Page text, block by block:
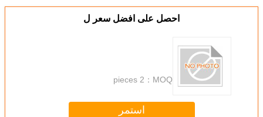
احصل على افضل سعر ل
MOQ：
2 pieces
استمر